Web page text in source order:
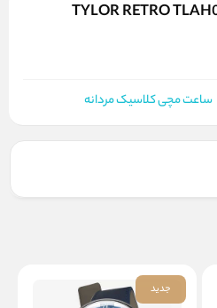
ساعت مچی کلاسیک مردانه
جدید